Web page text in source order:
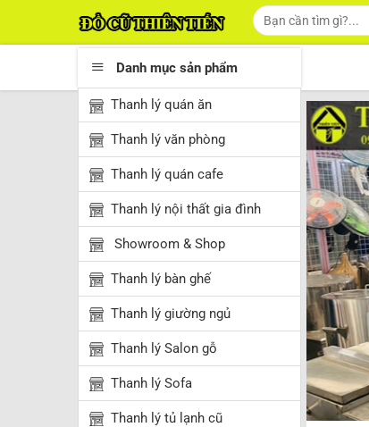
Tìm
kiếm:
Danh mục sản phẩm
Thanh lý quán ăn
Thanh lý văn phòng
Thanh lý quán cafe
Thanh lý nội thất gia đình
Showroom & Shop
Thanh lý bàn ghế
Thanh lý giường ngủ
Thanh lý Salon gỗ
Thanh lý Sofa
Thanh lý tủ lạnh cũ